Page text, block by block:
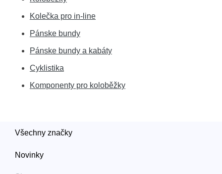
Kolečka pro in-line
Pánske bundy
Pánske bundy a kabáty
Cyklistika
Komponenty pro koloběžky
Všechny značky
Novinky